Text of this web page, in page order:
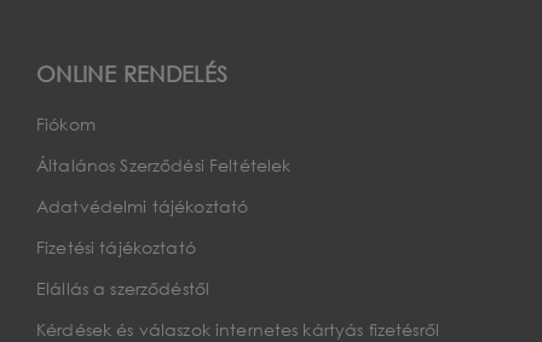
ONLINE RENDELÉS
Fiókom
Általános Szerződési Feltételek
Adatvédelmi tájékoztató
Fizetési tájékoztató
Elállás a szerződéstől
Kérdések és válaszok internetes kártyás fizetésről